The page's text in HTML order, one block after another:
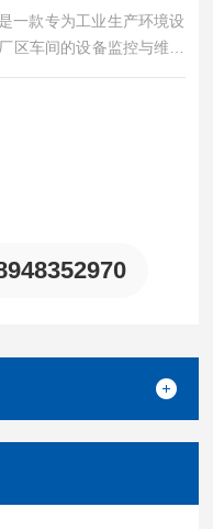
一款专为工业生产环境设
区车间的设备监控与维护